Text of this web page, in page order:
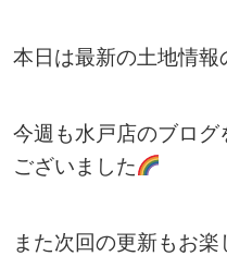
本日は最新の土地情
今週も水戸店のブログ
ございました
また次回の更新もお楽